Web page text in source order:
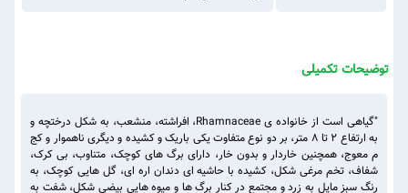
توضیحات تکمیلی
"گیاهی است از خانواده ی Rhamnaceae، افراشته، منشعب، به شکل درختچه و
به ارتفاع ۲ تا ۸ متر، بر دو نوع متفاوت یکی باریک و کشیده و دیگری ناهموار و کج
م معوج، همچنین خاردار و بدون خار، دارای برگ های کوچک، متناوب، بی کرک،
شفاف، تخم مرغی شکل، کشیده با حاشیه ای دندان اره ای، گل هایی کوچک، به
رنگ سبز مایل به زرد و مجتمع در کنار برگ ها و میوه هایی بیضی شکل، شفت به